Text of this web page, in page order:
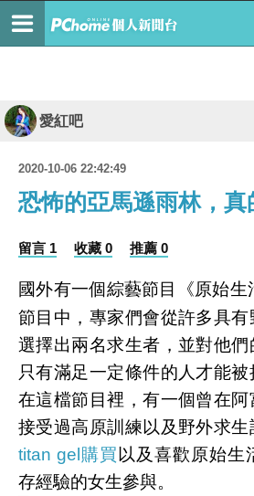
愛紅吧
2020-10-06 22:42:49
恐怖的亞馬遜雨林，真
留言 1 收藏 0 推薦 0
國外有一個綜藝節目《原始
節目中，專家們會從許多具有
選擇出兩名求生者，並對他們
只有滿足一定條件的人才能被
在這檔節目裡，有一個曾在阿
接受過高原訓練以及野外求
titan gel購買 以及喜歡原始生
存經驗的女生參與。